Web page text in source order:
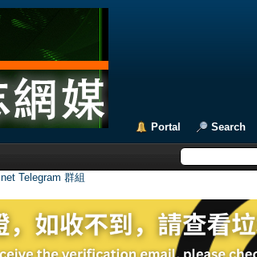
Portal Search
Telegram 群組